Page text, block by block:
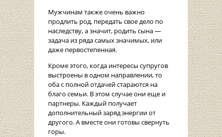
Мужчинам также очень важно
продлить род, передать свое дело по
наследству, а значит, родить сына —
задача из ряда самых значимых, или
даже первостепенная.
Кроме этого, когда интересы супругов
выстроены в одном направлении, то
оба с полной отдачей стараются на
благо семьи. В этом случае они еще и
партнеры. Каждый получает
дополнительный заряд энергии от
другого. А вместе они готовы свернуть
горы.